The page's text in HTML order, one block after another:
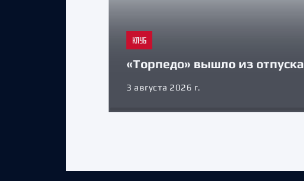
КЛУБ
«Торпедо» вышло из отпуска
3 августа 2026 г.